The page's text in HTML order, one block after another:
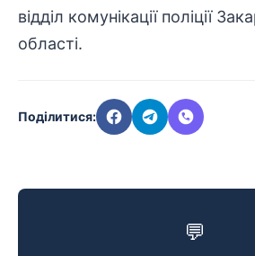
відділ комунікації поліції
області.
Поділитися:
💬